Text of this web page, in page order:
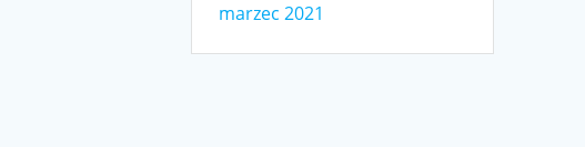
marzec 2021